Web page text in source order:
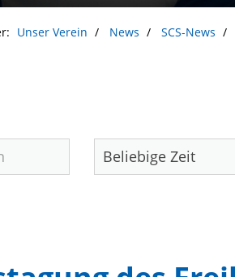
Unser Verein News SCS-News
Unser